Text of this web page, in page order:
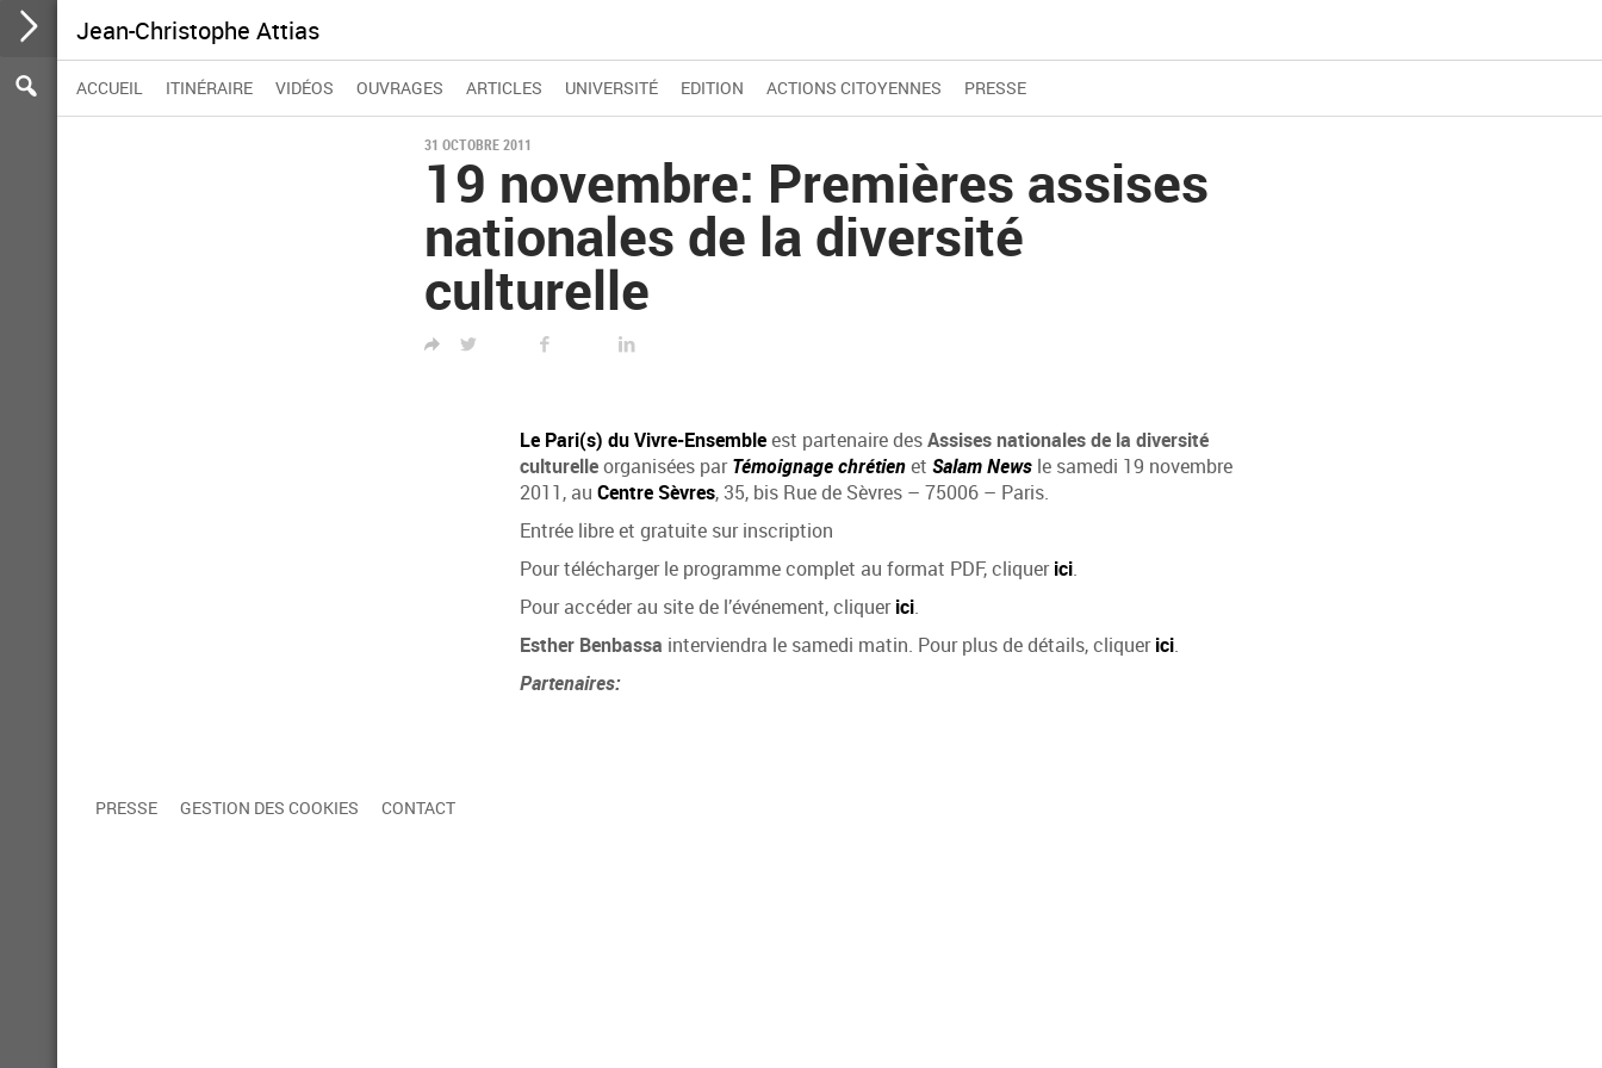
Jean-Christophe Attias
contenu
rendre
à
ACCUEIL ITINÉRAIRE VIDÉOS OUVRAGES ARTICLES UNIVERSITÉ EDITION ACTIONS CITOYENNES PRESSE
31 OCTOBRE 2011
19 novembre: Premières assises
nationales de la diversité
culturelle
PARTAGER
Le Pari(s) du Vivre-Ensembleest partenaire desAssises nationales de la diversité
culturelleorganisées parTémoignage chrétienet Salam News le samedi 19 novembre
2011, au Centre Sèvres, 35, bis Rue de Sèvres – 75006 – Paris.
Entrée libre et gratuite sur inscription
Pour télécharger le programme complet au format PDF, cliquerici.
Pour accéder au site de l’événement, cliquerici.
Esther Benbassa interviendra le samedi matin. Pour plus de détails, cliquerici.
Partenaires:
PRESSE GESTION DES COOKIES CONTACT
Participer
Rechercher : Rechercher